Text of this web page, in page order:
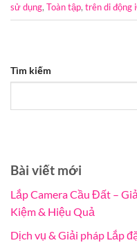
sử dụng, Toàn tập, trên di động
Tìm kiếm
Bài viết mới
Lắp Camera Cầu Đất –
Kiệm & Hiệu Quả
Dịch vụ & Giải pháp Lắp